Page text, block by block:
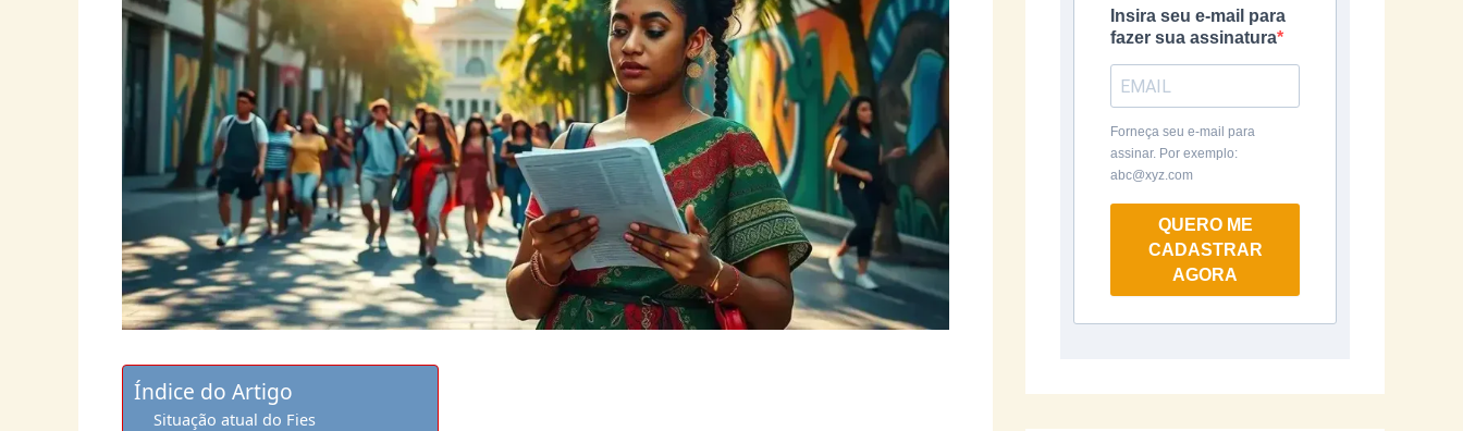
Índice do Artigo
Situação atual do Fies
Insira seu e-mail para
fazer sua assinatura
Forneça seu e-mail para
assinar. Por exemplo:
abc@xyz.com
QUERO ME
CADASTRAR
AGORA